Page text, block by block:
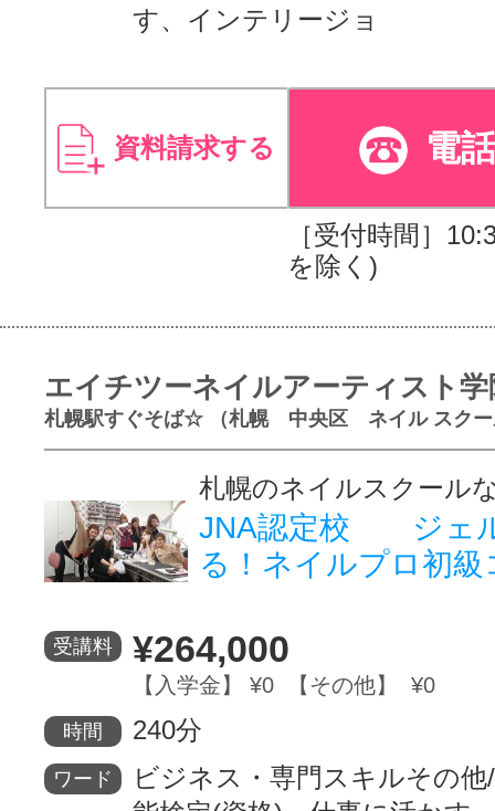
す、インテリージョ
資料請求する 電
［受付時間］
を除く)
エイチツーネイルアーティスト学
札幌駅すぐそば☆ （札幌 中央区 ネイル スクー
札幌のネイルスクール
JNA認定校 ジェ
る！ネイルプロ初級
受講料 ¥264,000
【入学金】 ¥0 【その他】 ¥0
時間 240分
ワード
ビジネス・専門スキルその